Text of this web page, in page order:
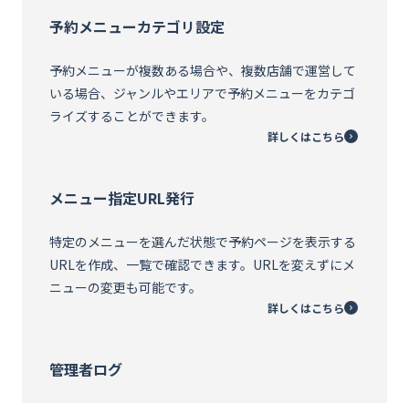
予約メニューカテゴリ設定
予約メニューが複数ある場合や、複数店舗で運営して
いる場合、ジャンルやエリアで予約メニューをカテゴ
ライズすることができます。
詳しくはこちら
メニュー指定URL発行
特定のメニューを選んだ状態で予約ページを表示する
URLを作成、一覧で確認できます。URLを変えずにメ
ニューの変更も可能です。
詳しくはこちら
管理者ログ